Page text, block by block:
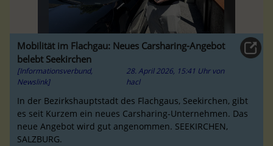
Mobilität im Flachgau: Neues Carsharing-Angebot
belebt Seekirchen
[Informationsverbund,
Newslink]
28. April 2026, 15:41 Uhr von
hacl
In der Bezirkshauptstadt des Flachgaus, Seekirchen, gibt
es seit Kurzem ein neues Carsharing-Unternehmen. Das
neue Angebot wird gut angenommen. SEEKIRCHEN,
SALZBURG.